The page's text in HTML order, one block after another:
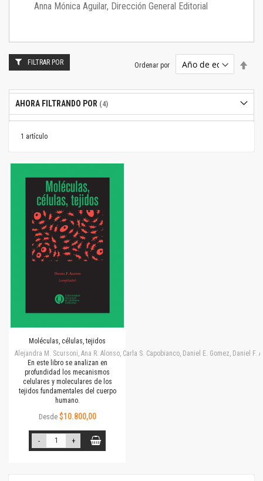
Anna Mónica Aguilar, Dirección General Editorial
1 artículo
Ordenar por
Moléculas, células, tejidos
Alejandra M. Scursoni, Ana R. Alonso, Carla S. Capobianco, Daniel E. Gomez, Daniel
En este libro se analizan en
profundidad los mecanismos
celulares y moleculares de los
tejidos fundamentales del cuerpo
humano.
Desde $10.800,00
- +
FILTRAR POR
AHORA FILTRANDO POR